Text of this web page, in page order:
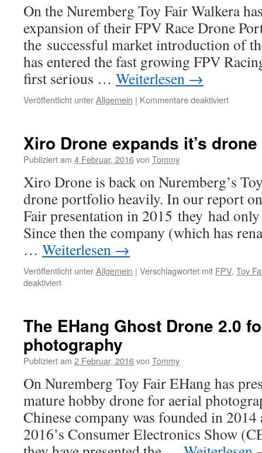
star
2016
?
On the Nuremberg Toy Fair Walkera
expansion of their FPV Race Drone
the successful market introduction of
has entered the fast growing FPV
first serious … Weiterlesen →
Veröffentlicht unterAllgemein | Kommentare deaktiviert
Race
Xiro Drone expands it’s
Publiziert am 4 Februar, 2016von Tommy
Xiro Drone is back on Nuremberg’s
drone portfolio heavily. In our report
Fair presentation in 2015 they had
Since then the company (which has
… Weiterlesen →
Veröffentlicht unterAllgemein | Verschlagwortet mit FPV, Toy
deaktiviert
expands
it’s
drone
portfolio
The EHang Ghost Drone 2.0
photography
Publiziert am 2 Februar, 2016von Tommy
On Nuremberg Toy Fair EHang has
mature hobby drone for aerial
Chinese company was founded in 2014
2016’s Consumer Electronics Show